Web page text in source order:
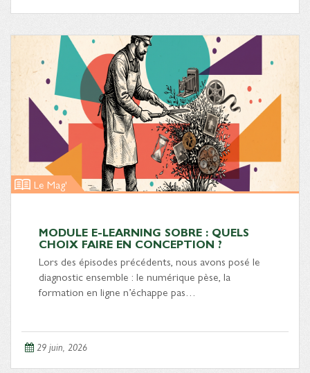
Le Mag'
MODULE E-LEARNING SOBRE : QUELS
CHOIX FAIRE EN CONCEPTION ?
Lors des épisodes précédents, nous avons posé le
diagnostic ensemble : le numérique pèse, la
formation en ligne n’échappe pas…
29 juin, 2026